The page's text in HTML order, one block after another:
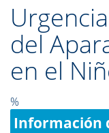
del
en el
%
Información